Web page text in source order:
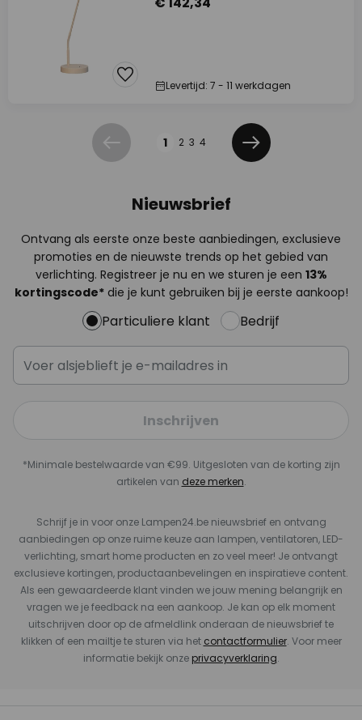
Levertijd: 7 - 11 werkdagen
Vorige 1 2 3 4
Volgende
Nieuwsbrief
Ontvang als eerste onze beste aanbiedingen, exclusieve
promoties en de nieuwste trends op het gebied van
verlichting. Registreer je nu en we sturen je een 13%
kortingscode*die je kunt gebruiken bij je eerste aankoop!
Particuliere klant Bedrijf
Inschrijven
*Minimale bestelwaarde van €99. Uitgesloten van de korting zijn
artikelen van deze merken.
Schrijf je in voor onze Lampen24.be nieuwsbrief en ontvang
aanbiedingen op onze ruime keuze aan lampen, ventilatoren, LED-
verlichting, smart home producten en zo veel meer! Je ontvangt
exclusieve kortingen, productaanbevelingen en inspiratieve content.
Als een gewaardeerde klant vinden we jouw mening belangrijk en
vragen we je feedback na een aankoop. Je kan op elk moment
uitschrijven door op de afmeldlink onderaan de nieuwsbrief te
klikken of een mailtje te sturen via het contactformulier. Voor meer
informatie bekijk onze privacyverklaring.